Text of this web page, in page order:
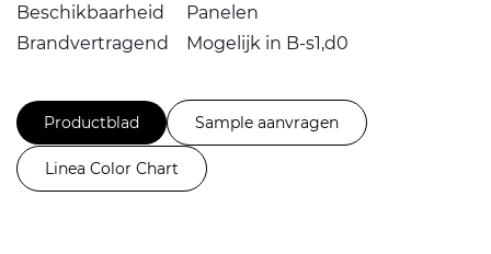
Beschikbaarheid
Panelen
Brandvertragend
Mogelijk in B-s1,d0
Productblad Sample aanvragen
Linea Color Chart